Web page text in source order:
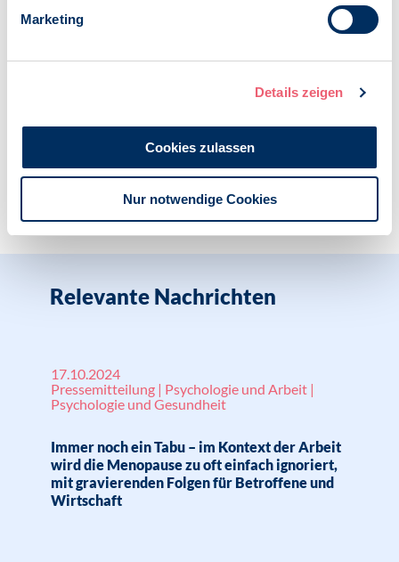
Marketing
Details zeigen
Cookies zulassen
Nur notwendige Cookies
Vermeidung von systematischer Ungerechtigkeit
Relevante Nachrichten
17.10.2024
Pressemitteilung | Psychologie und Arbeit |
Psychologie und Gesundheit
Immer noch ein Tabu – im Kontext der Arbeit
wird die Menopause zu oft einfach ignoriert,
mit gravierenden Folgen für Betroffene und
Wirtschaft